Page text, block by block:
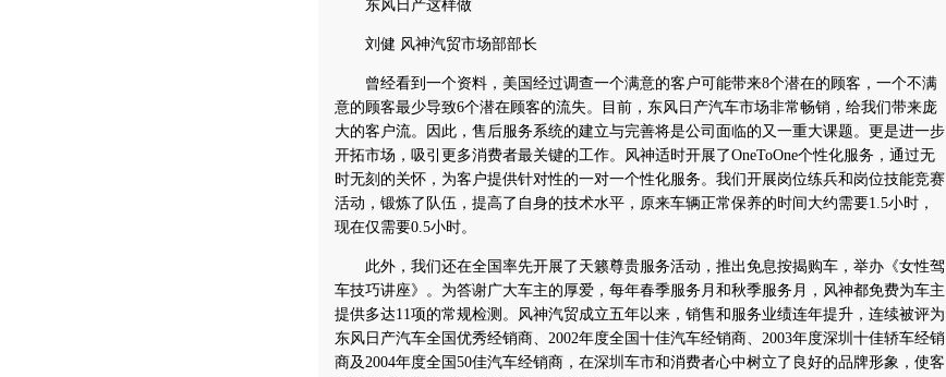
东风日产这样做
刘健 风神汽贸市场部部长
曾经看到一个资料，美国经过调查一个满意的客户可能带来8个潜在的顾客，一个不满
意的顾客最少导致6个潜在顾客的流失。目前，东风日产汽车市场非常畅销，给我们带来庞
大的客户流。因此，售后服务系统的建立与完善将是公司面临的又一重大课题。更是进一步
开拓市场，吸引更多消费者最关键的工作。风神适时开展了OneToOne个性化服务，通过无
时无刻的关怀，为客户提供针对性的一对一个性化服务。我们开展岗位练兵和岗位技能竞赛
活动，锻炼了队伍，提高了自身的技术水平，原来车辆正常保养的时间大约需要1.5小时，
现在仅需要0.5小时。
此外，我们还在全国率先开展了天籁尊贵服务活动，推出免息按揭购车，举办《女性驾
车技巧讲座》。为答谢广大车主的厚爱，每年春季服务月和秋季服务月，风神都免费为车主
提供多达11项的常规检测。风神汽贸成立五年以来，销售和服务业绩连年提升，连续被评为
东风日产汽车全国优秀经销商、2002年度全国十佳汽车经销商、2003年度深圳十佳轿车经销
商及2004年度全国50佳汽车经销商，在深圳车市和消费者心中树立了良好的品牌形象，使客